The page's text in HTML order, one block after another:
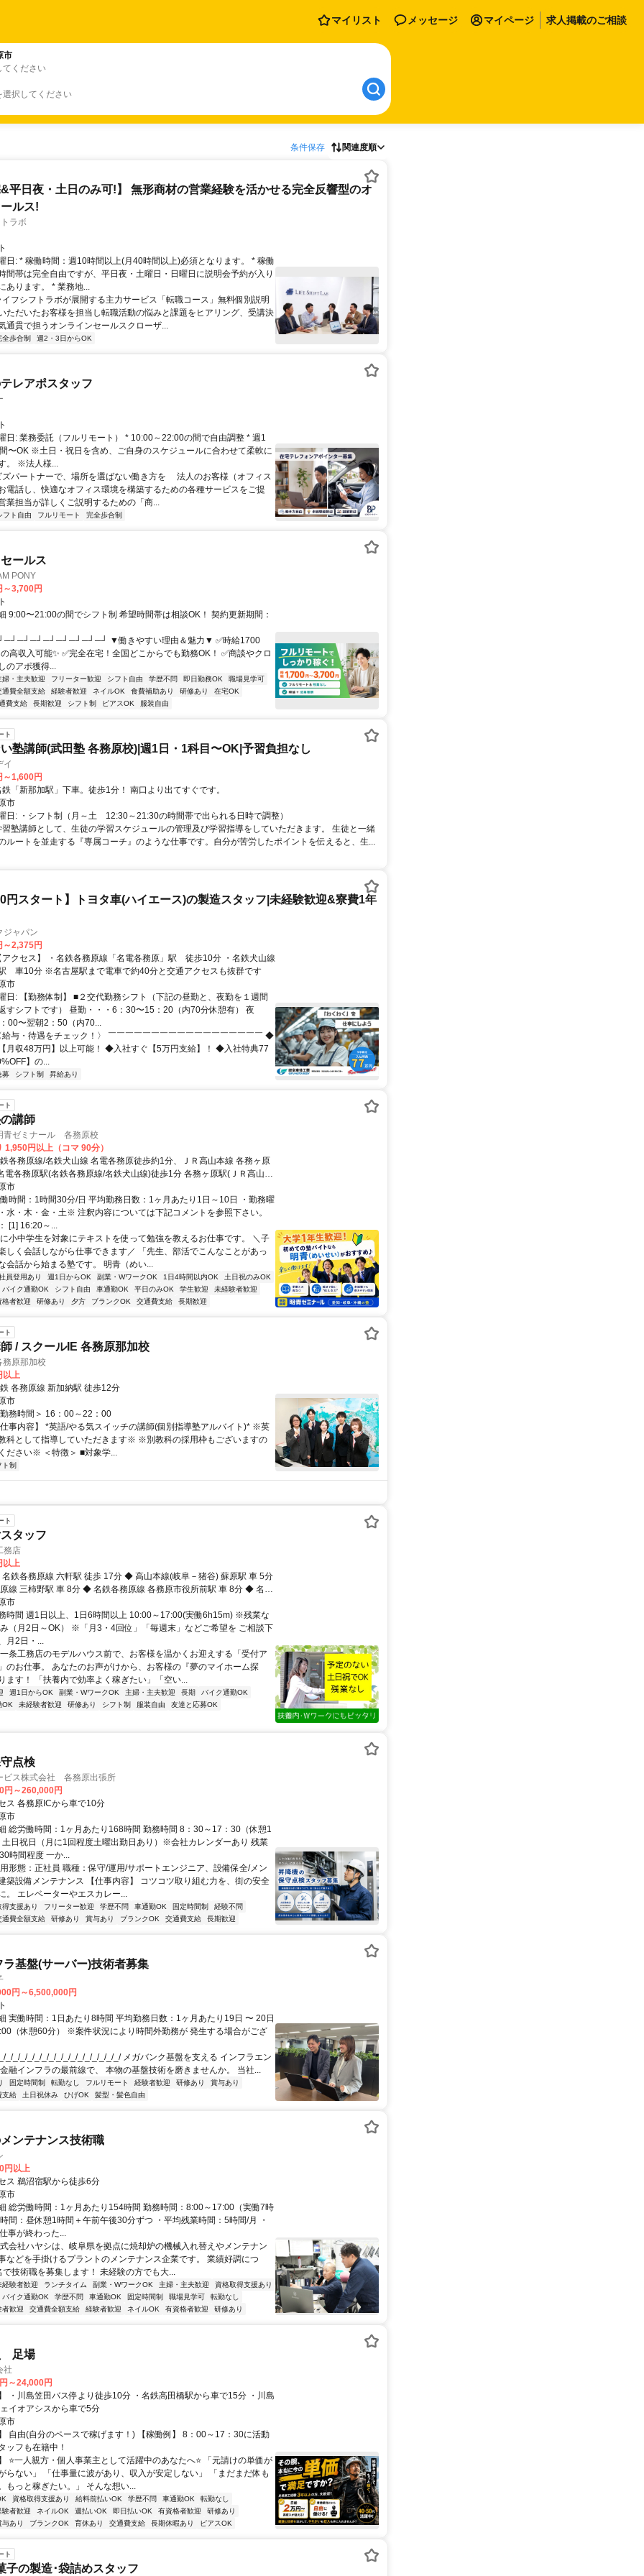
マイリスト メッセージ マイページ 求人掲載のご相談
市
てください
選択してください
条件保存 関連度順
平日夜・土日のみ可!】 無形商材の営業経験を活かせる完全反響型のオ
ルス!
ラボ
日: * 稼働時間：週10時間以上(月40時間以上)必須となります。 * 稼働
間帯は完全自由ですが、平日夜・土曜日・日曜日に説明会予約が入り
あります。 * 業務地...
フシフトラボが展開する主力サービス「転職コース」無料個別説明
ただいたお客様を担当し転職活動の悩みと課題をヒアリング、受講決
通貫で担うオンラインセールスクローザ...
全歩合制 週2・3日からOK
レアポスタッフ
日: 業務委託（フルリモート） * 10:00～22:00の間で自由調整 * 週1
〜OK ※土日・祝日を含め、ご自身のスケジュールに合わせて柔軟に
。 ※法人様...
ズパートナーで、場所を選ばない働き方を 法人のお客様（オフィス
電話し、快適なオフィス環境を構築するための各種サービスをご提
業担当が詳しくご説明するための「商...
フト自由 フルリモート 完全歩合制
ールス
PONY
3,700円
9:00〜21:00の間でシフト制 希望時間帯は相談OK！ 契約更新期間：
▼働きやすい理由＆魅力▼ ✅時給1700
高収入可能✨ ✅完全在宅！全国どこからでも勤務OK！ ✅商談やクロ
のアポ獲得...
婦・主夫歓迎 フリーター歓迎 シフト自由 学歴不問 即日勤務OK
職場見学可
通費全額支給
経験者歓迎 ネイルOK 食費補助あり 研修あり
在宅OK
費支給
長期歓迎 シフト制 ピアスOK 服装自由
ト
塾講師(武田塾 各務原校)|週1日・1科目〜OK|予習負担なし
イ
1,600円
アクセス: 名鉄「新那加駅」下車。徒歩1分！ 南口より出てすぐです。
市
日: ・シフト制（月～土 12:30～21:30の時間帯で出られる日時で調整）
習塾講師として、生徒の学習スケジュールの管理及び学習指導をしていただきます。 生徒と一緒
ルートを並走する『専属コーチ』のような仕事です。自分が苦労したポイントを伝えると、生...
円スタート】トヨタ車(ハイエース)の製造スタッフ|未経験歓迎&寮費1年
ジャパン
2,375円
車10分 ※名古屋駅まで電車で約40分と交通アクセスも抜群です
市
日: 【勤務体制】 ■２交代勤務シフト（下記の昼勤と、夜勤を１週間
すシフトです） 昼勤・・・6：30〜15：20（内70分休憩有） 夜
00〜翌朝2：50（内70...
給与・待遇をチェック！〉 ￣￣￣￣￣￣￣￣￣￣￣￣￣￣￣￣￣￣ ◆
月収48万円】以上可能！ ◆入社すぐ【5万円支給】！ ◆入社特典77
】の...
募 シフト制 昇給あり
ト
講師
ゼミナール 各務原校
1,950円以上（コマ 90分）
各務原線/名鉄犬山線 名電各務原徒歩約1分、ＪＲ高山本線 各務ヶ原
電各務原駅(名鉄各務原線/名鉄犬山線)徒歩1分 各務ヶ原駅(ＪＲ高山本
便利！
市
時間：1時間30分/日 平均勤務日数：1ヶ月あたり1日～10日 ・勤務曜
水・木・金・土※ 注釈内容については下記コメントを参照下さい。
[1] 16:20～...
小中学生を対象にテキストを使って勉強を教えるお仕事です。 ＼子
しく会話しながら仕事できます／ 「先生、部活でこんなことがあっ
会話から始まる塾です。 明青（めい...
員登用あり 週1日からOK 副業・WワークOK 1日4時間以内OK
土日祝のみOK
バイク通勤OK
シフト自由 車通勤OK 平日のみOK 学生歓迎
未経験者歓迎
格者歓迎
研修あり 夕方 ブランクOK 交通費支給 長期歓迎
ト
/ スクールIE 各務原那加校
原那加校
以上
各務原線 新加納駅 徒歩12分
市
務時間＞ 16：00～22：00
事内容】 *英語/やる気スイッチの講師(個別指導塾アルバイト)* ※英
科として指導していただきます※ ※別教科の採用枠もございますの
ださい※ ＜特徴＞ ■対象学...
ト制
ト
タッフ
務店
以上
鉄各務原線 六軒駅 徒歩 17分 ◆ 高山本線(岐阜－猪谷) 蘇原駅 車 5分
線 三柿野駅 車 8分 ◆ 名鉄各務原線 各務原市役所前駅 車 8分 ◆ 名鉄
公園前駅 車 9分
市
時間 週1日以上、1日6時間以上 10:00～17:00(実働6h15m) ※残業な
（月2日～OK） ※「月3・4回位」「毎週末」などご希望を ご相談下
月2日・...
条工務店のモデルハウス前で、お客様を温かくお迎えする「受付ア
のお仕事。 あなたのお声がけから、お客様の『夢のマイホーム探
ます！ 「扶養内で効率よく稼ぎたい」「空い...
週1日からOK 副業・WワークOK 主婦・主夫歓迎 長期
バイク通勤OK
OK
未経験者歓迎 研修あり シフト制 服装自由 友達と応募OK
点検
ビス株式会社 各務原出張所
円～260,000円
ス 各務原ICから車で10分
市
総労働時間：1ヶ月あたり168時間 勤務時間 8：30～17：30（休憩1
土日祝日（月に1回程度土曜出勤日あり）※会社カレンダーあり 残業
時間程度 一か...
形態：正社員 職種：保守/運用/サポートエンジニア、設備保全/メン
築設備メンテナンス 【仕事内容】 コツコツ取り組む力を、街の安全
。 エレベーターやエスカレー...
得支援あり フリーター歓迎 学歴不問 車通勤OK 固定時間制
経験不問
通費全額支給
研修あり 賞与あり ブランクOK 交通費支給 長期歓迎
ラ基盤(サーバー)技術者募集
円～6,500,000円
実働時間：1日あたり8時間 平均勤務日数：1ヶ月あたり19日 〜 20日
（休憩60分） ※案件状況により時間外勤務が 発生する場合がござ
_/_/_/_/_/_/_/_/_/_/_/_/_/_/_/_/ メガバンク基盤を支える インフラエン
融インフラの最前線で、 本物の基盤技術を磨きませんか。 当社...
固定時間制 転勤なし フルリモート 経験者歓迎 研修あり
賞与あり
支給
土日祝休み ひげOK 髪型・髪色自由
ンテナンス技術職
円以上
ス 鵜沼宿駅から徒歩6分
市
総労働時間：1ヶ月あたり154時間 勤務時間：8:00～17:00（実働7時
間：昼休憩1時間＋午前午後30分ずつ ・平均残業時間：5時間/月 ・
事が終わった...
会社ハヤシは、岐阜県を拠点に焼却炉の機械入れ替えやメンテナン
などを手掛けるプラントのメンテナンス企業です。 業績好調につ
技術職を募集します！ 未経験の方でも大...
経験者歓迎 ランチタイム 副業・WワークOK 主婦・主夫歓迎
資格取得支援あり
バイク通勤OK
学歴不問 車通勤OK 固定時間制 職場見学可
転勤なし
者歓迎
交通費全額支給 経験者歓迎 ネイルOK 有資格者歓迎 研修あり
足場
社
～24,000円
・川島笠田バス停より徒歩10分 ・名鉄高田橋駅から車で15分 ・川島
イオアシスから車で5分
市
自由(自分のペースで稼げます！) 【稼働例】 8：00～17：30に活動
ッフも在籍中！
⭐一人親方・個人事業主として活躍中のあなたへ⭐ 「元請けの単価が
らない」 「仕事量に波があり、収入が安定しない」 「まだまだ体も
もっと稼ぎたい。」 そんな想い...
資格取得支援あり 給料前払いOK 学歴不問 車通勤OK
転勤なし
験者歓迎
ネイルOK 週払いOK 即日払いOK 有資格者歓迎
研修あり
与あり
ブランクOK 育休あり 交通費支給 長期休暇あり ピアスOK
ト
子の製造･袋詰めスタッフ